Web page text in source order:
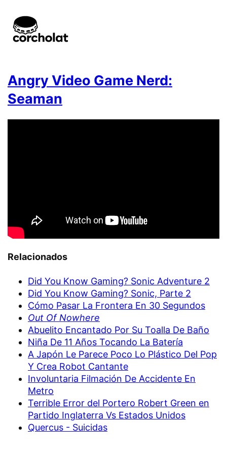
Angry Video Game Nerd:
Seaman
Relacionados
Did You Know Gaming? Sonic Adventure 2
Did You Know Gaming? Sonic, Parte 2
Cómo Pasar La Frontera En 30 Segundos
Out Of Nowhere
Abuelito Encantado Por Su Toalla De Baño
Niña De 11 Años Tocando La Batería
A Japón Le Parece Poco Lo Plástico Del Pop
Y Crea Robot Cantante
Involuntaria Filmación De Accidente En
Metro
Terrible Error del Portero Robert Green en
Partido Inglaterra Vs Estados Unidos
Quercus - Suicidas